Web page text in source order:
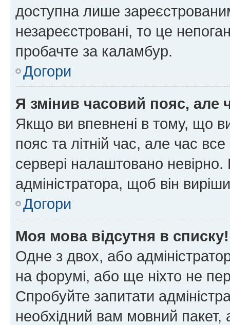
доступна лише
незареєстровані, то це
пробачте за каламбур.
Догори
Я змінив часовий пояс, але
Якщо ви впевнені в тому, що
пояс та літній час, але час
сервері налаштовано
адміністратора, щоб він
Догори
Моя мова відсутня в списку!
Одне з двох, або
на форумі, або ще ніхто не
Спробуйте запитати
необхідний вам мовний